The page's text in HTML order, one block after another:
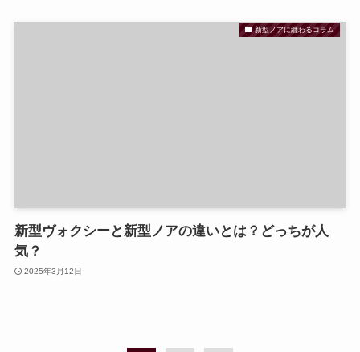
新型ノアに纏わるコラム
新型ヴォクシーと新型ノアの違いとは？どっちが人
気？
2025年3月12日